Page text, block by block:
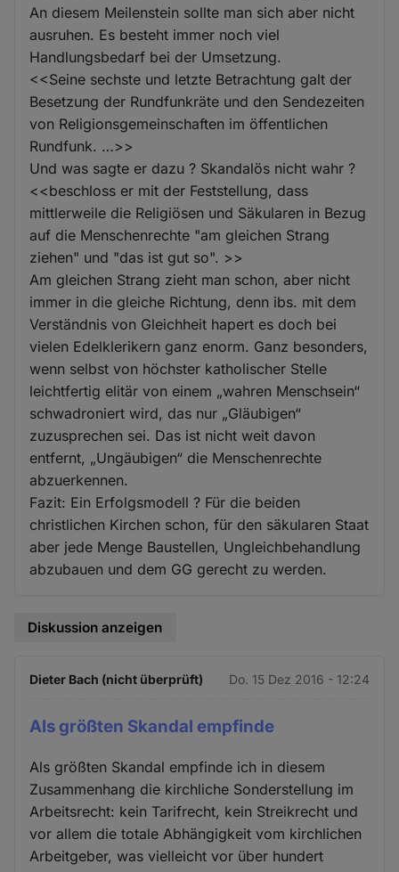
An diesem Meilenstein sollte man sich aber nicht
ausruhen. Es besteht immer noch viel
Handlungsbedarf bei der Umsetzung.
<<Seine sechste und letzte Betrachtung galt der
Besetzung der Rundfunkräte und den Sendezeiten
von Religionsgemeinschaften im öffentlichen
Rundfunk. …>>
Und was sagte er dazu ? Skandalös nicht wahr ?
<<beschloss er mit der Feststellung, dass
mittlerweile die Religiösen und Säkularen in Bezug
auf die Menschenrechte "am gleichen Strang
ziehen" und "das ist gut so". >>
Am gleichen Strang zieht man schon, aber nicht
immer in die gleiche Richtung, denn ibs. mit dem
Verständnis von Gleichheit hapert es doch bei
vielen Edelklerikern ganz enorm. Ganz besonders,
wenn selbst von höchster katholischer Stelle
leichtfertig elitär von einem „wahren Menschsein“
schwadroniert wird, das nur „Gläubigen“
zuzusprechen sei. Das ist nicht weit davon
entfernt, „Ungäubigen“ die Menschenrechte
abzuerkennen.
Fazit: Ein Erfolgsmodell ? Für die beiden
christlichen Kirchen schon, für den säkularen Staat
aber jede Menge Baustellen, Ungleichbehandlung
abzubauen und dem GG gerecht zu werden.
Diskussion anzeigen
Dieter Bach (nicht überprüft) Do. 15 Dez 2016 - 12:24
Als größten Skandal empfinde
Als größten Skandal empfinde ich in diesem
Zusammenhang die kirchliche Sonderstellung im
Arbeitsrecht: kein Tarifrecht, kein Streikrecht und
vor allem die totale Abhängigkeit vom kirchlichen
Arbeitgeber, was vielleicht vor über hundert